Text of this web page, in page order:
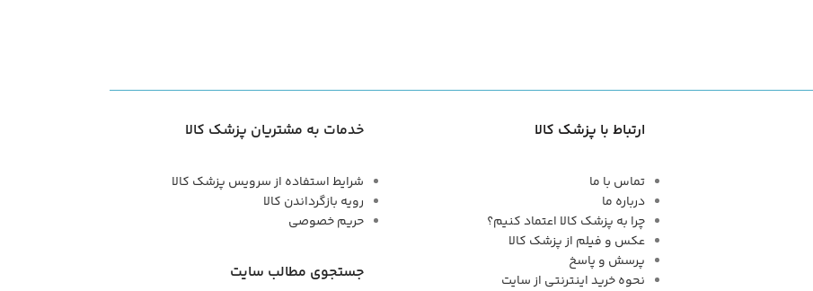
خدمات به مشتریان پزشک کالا
شرایط استفاده از سرویس پزشک کالا
رویه بازگرداندن کالا
حریم خصوصی
جستجوی مطالب سایت
ارتباط با پزشک کالا
تماس با ما
درباره ما
چرا به پزشک کالا اعتماد کنیم؟
عکس و فیلم از پزشک کالا
پرسش و پاسخ
نحوه خرید اینترنتی از سایت